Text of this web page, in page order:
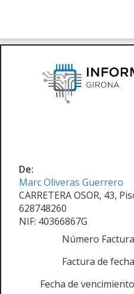
De:
Marc Oliveras Guerrero
CARRETERA OSOR, 43,
628748260
NIF: 40366867G
Número Factura
Factura de fecha
Fecha de vencimiento